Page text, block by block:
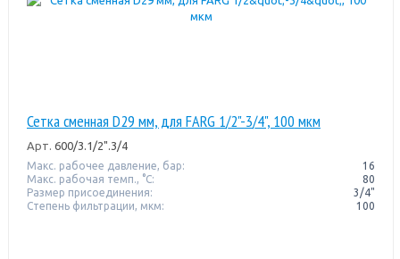
Сетка сменная D29 мм, для FARG 1/2"-3/4", 100 мкм
Арт. 600/3.1/2".3/4
Макс. рабочее давление, бар:
16
Макс. рабочая темп., °С:
80
Размер присоединения:
3/4"
Степень фильтрации, мкм:
100